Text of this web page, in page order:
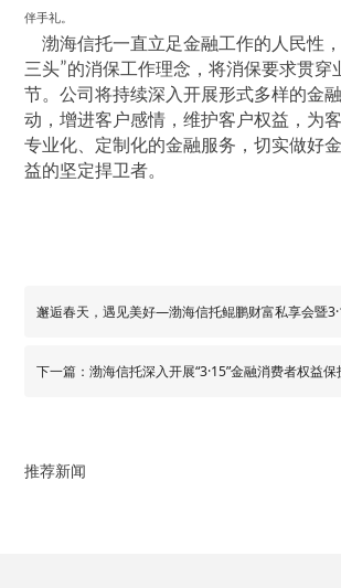
伴手礼。
渤海信托一直立足金融工作的人民性
三头”的消保工作理念，将消保要求贯穿
节。公司将持续深入开展形式多样的金
动，增进客户感情，维护客户权益，为
专业化、定制化的金融服务，切实做好
益的坚定捍卫者。
邂逅春天，遇见美好—渤海信托鲲鹏财富私享会暨
下一篇：渤海信托深入开展“3·15”金融消费者权益
推荐新闻